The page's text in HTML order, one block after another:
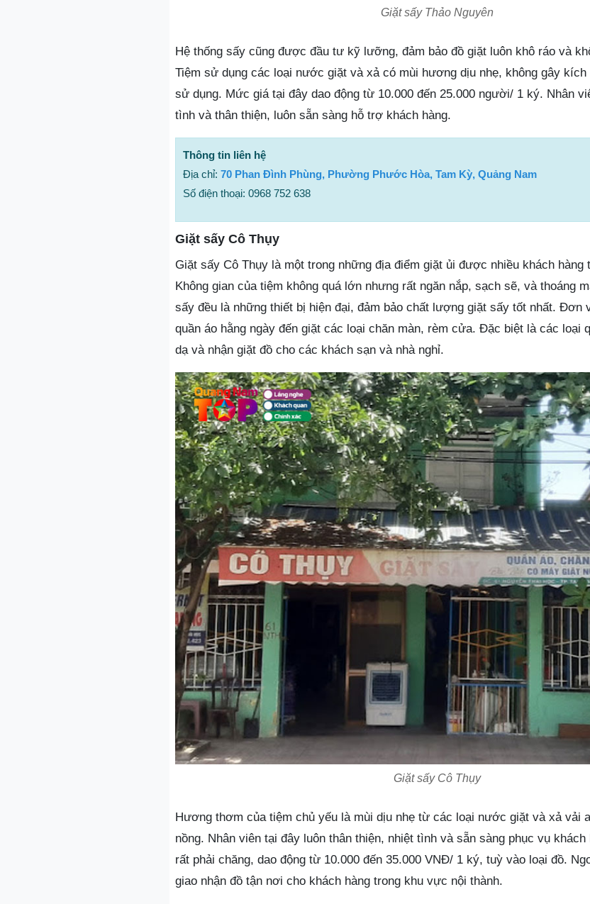
Giặt sấy Thảo Nguyên
Hệ thống sấy cũng được đầu tư kỹ lưỡng, đảm bảo đồ giặt luôn khô ráo và
Tiệm sử dụng các loại nước giặt và xả có mùi hương dịu nhẹ, không gây
sử dụng. Mức giá tại đây dao động từ 10.000 đến 25.000 người/ 1 ký. Nhân
tình và thân thiện, luôn sẵn sàng hỗ trợ khách hàng.
Thông tin liên hệ
Địa chỉ: 70 Phan Đình Phùng, Phường Phước Hòa, Tam Kỳ, Quảng Nam
Số điện thoại: 0968 752 638
Giặt sấy Cô Thụy
Giặt sấy Cô Thụy là một trong những địa điểm giặt ủi được nhiều khách hàng
Không gian của tiệm không quá lớn nhưng rất ngăn nắp, sạch sẽ, và thoáng
sấy đều là những thiết bị hiện đại, đảm bảo chất lượng giặt sấy tốt nhất. Đơn
quần áo hằng ngày đến giặt các loại chăn màn, rèm cửa. Đặc biệt là các loại
dạ và nhận giặt đồ cho các khách sạn và nhà nghỉ.
Giặt sấy Cô Thụy
Hương thơm của tiệm chủ yếu là mùi dịu nhẹ từ các loại nước giặt và xả vải
nồng. Nhân viên tại đây luôn thân thiện, nhiệt tình và sẵn sàng phục vụ
rất phải chăng, dao động từ 10.000 đến 35.000 VNĐ/ 1 ký, tuỳ vào loại đồ.
giao nhận đồ tận nơi cho khách hàng trong khu vực nội thành.